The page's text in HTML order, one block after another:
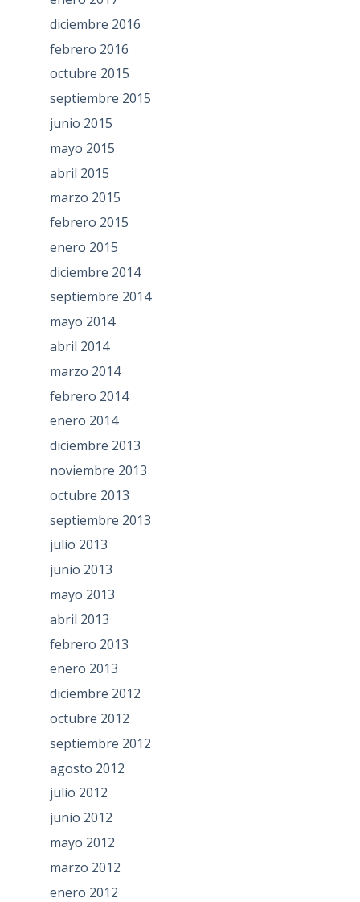
diciembre 2016
febrero 2016
octubre 2015
septiembre 2015
junio 2015
mayo 2015
abril 2015
marzo 2015
febrero 2015
enero 2015
diciembre 2014
septiembre 2014
mayo 2014
abril 2014
marzo 2014
febrero 2014
enero 2014
diciembre 2013
noviembre 2013
octubre 2013
septiembre 2013
julio 2013
junio 2013
mayo 2013
abril 2013
febrero 2013
enero 2013
diciembre 2012
octubre 2012
septiembre 2012
agosto 2012
julio 2012
junio 2012
mayo 2012
marzo 2012
enero 2012